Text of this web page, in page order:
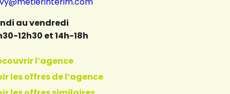
au vendredi
12h30 et 14h-18h
l’agence
les offres de l’agence